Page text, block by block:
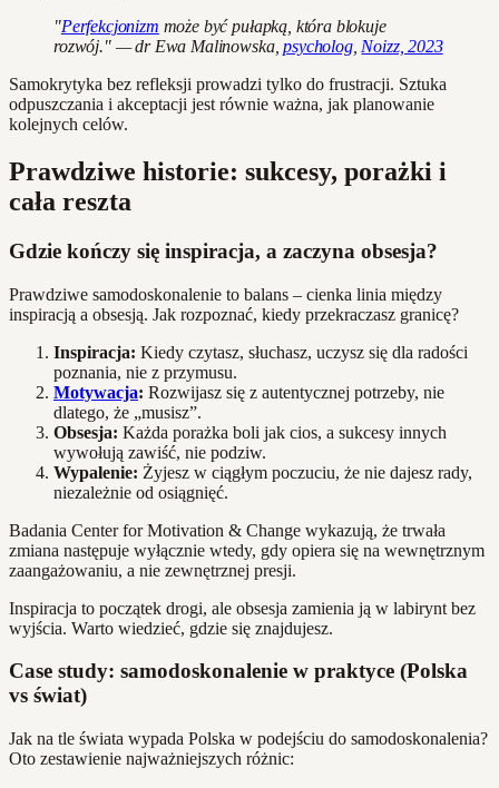
"Perfekcjonizm może być pułapką, która blokuje
rozwój." — dr Ewa Malinowska,psycholog, Noizz, 2023
Samokrytyka bez refleksji prowadzi tylko do frustracji. Sztuka
odpuszczania i akceptacji jest równie ważna, jak planowanie
kolejnych celów.
Prawdziwe historie: sukcesy, porażki i
cała reszta
Gdzie kończy się inspiracja, a zaczyna obsesja?
Prawdziwe samodoskonalenie to balans – cienka linia między
inspiracją a obsesją. Jak rozpoznać, kiedy przekraczasz granicę?
Inspiracja: Kiedy czytasz, słuchasz, uczysz się dla radości
poznania, nie z przymusu.
Motywacja: Rozwijasz się z autentycznej potrzeby, nie
dlatego, że „musisz”.
Obsesja: Każda porażka boli jak cios, a sukcesy innych
wywołują zawiść, nie podziw.
Wypalenie: Żyjesz w ciągłym poczuciu, że nie dajesz rady,
niezależnie od osiągnięć.
Badania Center for Motivation & Change wykazują, że trwała
zmiana następuje wyłącznie wtedy, gdy opiera się na wewnętrznym
zaangażowaniu, a nie zewnętrznej presji.
Inspiracja to początek drogi, ale obsesja zamienia ją w labirynt bez
wyjścia. Warto wiedzieć, gdzie się znajdujesz.
Case study: samodoskonalenie w praktyce (Polska
vs świat)
Jak na tle świata wypada Polska w podejściu do samodoskonalenia?
Oto zestawienie najważniejszych różnic: